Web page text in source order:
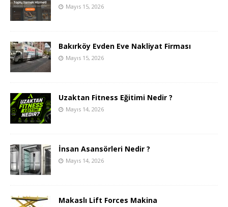
Mayıs 15, 2026
Bakırköy Evden Eve Nakliyat Firması
Mayıs 15, 2026
Uzaktan Fitness Eğitimi Nedir ?
Mayıs 14, 2026
İnsan Asansörleri Nedir ?
Mayıs 14, 2026
Makaslı Lift Forces Makina